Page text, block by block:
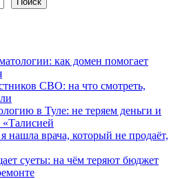
как домен помогает
СВО: на что смотреть,
в Туле: не теряем деньги и
«Талисией
нашла врача, который не продаёт,
суеты: на чём теряют бюджет